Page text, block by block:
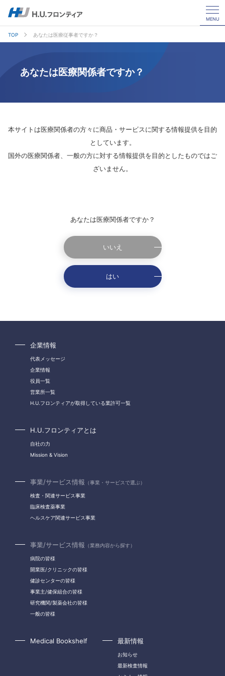
MENU
TOP あなたは医療従事者ですか？
あなたは医療関係者ですか？
本サイトは医療関係者の方々に商品・サービスに関する情報提供を目的
としています。
国外の医療関係者、一般の方に対する情報提供を目的としたものではご
ざいません。
あなたは医療関係者ですか？
いいえ
はい
企業情報
代表メッセージ
企業情報
役員一覧
営業所一覧
H.U.フロンティアが取得している業許可一覧
H.U.フロンティアとは
自社の力
Mission & Vision
事業/サービス情報 （事業・サービスで選ぶ）
検査・関連サービス事業
臨床検査薬事業
ヘルスケア関連サービス事業
事業/サービス情報 （業務内容から探す）
病院の皆様
開業医/クリニックの皆様
健診センターの皆様
事業主/健保組合の皆様
研究機関/製薬会社の皆様
一般の皆様
Medical Bookshelf 最新情報
お知らせ
最新検査情報